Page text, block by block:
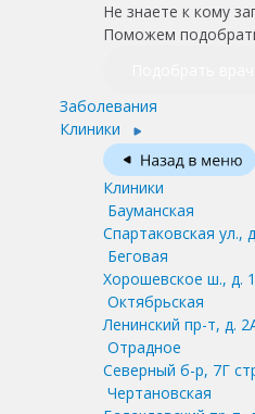
Не знаете к кому
Поможем
Заболевания
Клиники
Клиники
Бауманская
Спартаковская ул.,
Беговая
Хорошевское ш., д.
Октябрьская
Ленинский пр-т, д.
Отрадное
Северный б-р, 7Г
Чертановская